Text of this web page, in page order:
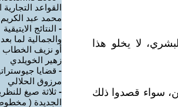
لا يخلو هذا
سواء قصدوا ذلك
القواعد التجارية
محمد عبد
- النتائج الايتيقية
والجمالية لما
أو نزيف
زهير الخويلدي
- قضايا
مرزوق الحلالي
- ثلاثة صيغ
الجديدة (